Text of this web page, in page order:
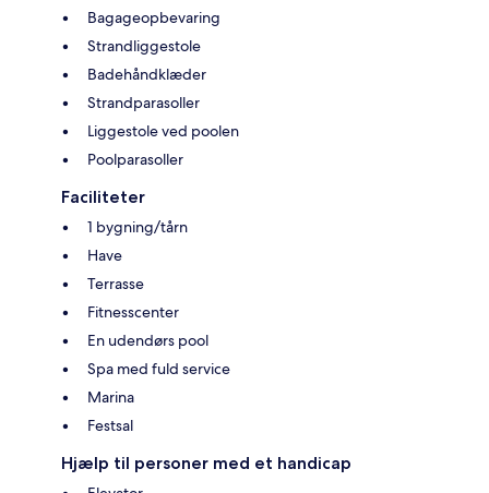
Bagageopbevaring
Strandliggestole
Badehåndklæder
Strandparasoller
Liggestole ved poolen
Poolparasoller
Faciliteter
1 bygning/tårn
Have
Terrasse
Fitnesscenter
En udendørs pool
Spa med fuld service
Marina
Festsal
Hjælp til personer med et handicap